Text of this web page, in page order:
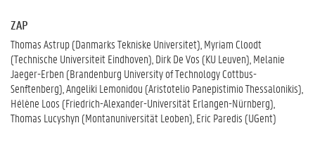
ZAP
Thomas Astrup (Danmarks Tekniske Universitet), Myriam Cloodt
(Technische Universiteit Eindhoven), Dirk De Vos (KU Leuven), Melanie
Jaeger-Erben (Brandenburg University of Technology Cottbus-
Senftenberg), Angeliki Lemonidou (Aristotelio Panepistimio Thessalonikis),
Hélène Loos (Friedrich-Alexander-Universität Erlangen-Nürnberg),
Thomas Lucyshyn (Montanuniversität Leoben), Eric Paredis (UGent)